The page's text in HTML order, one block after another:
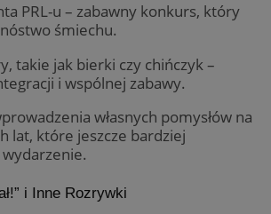
PRL-u – zabawny konkurs, który
śmiechu.
takie jak bierki czy chińczyk –
i wspólnej zabawy.
własnych pomysłów na
lat, które jeszcze bardziej
i Inne Rozrywki